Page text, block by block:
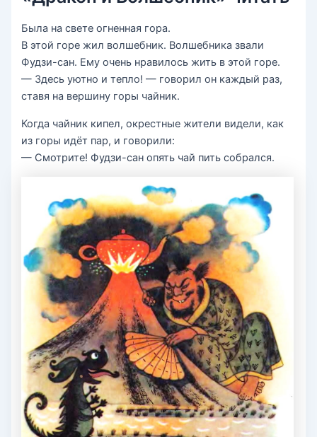
Была на свете огненная гора.
В этой горе жил волшебник. Волшебника звали
Фудзи-сан. Ему очень нравилось жить в этой горе.
— Здесь уютно и тепло! — говорил он каждый раз,
ставя на вершину горы чайник.
Когда чайник кипел, окрестные жители видели, как
из горы идёт пар, и говорили:
— Смотрите! Фудзи-сан опять чай пить собрался.